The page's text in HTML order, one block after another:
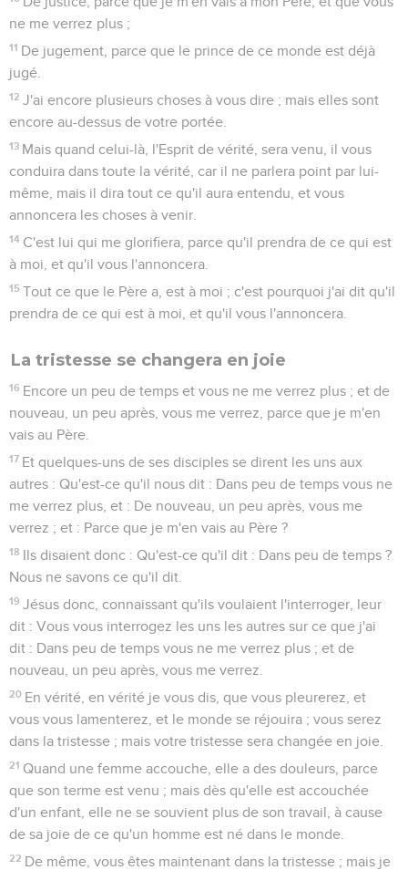
ne me verrez plus ;
11 De jugement, parce que le prince de ce monde est déjà
jugé.
12 J'ai encore plusieurs choses à vous dire ; mais elles sont
encore au-dessus de votre portée.
13 Mais quand celui-là, l'Esprit de vérité, sera venu, il vous
conduira dans toute la vérité, car il ne parlera point par lui-
même, mais il dira tout ce qu'il aura entendu, et vous
annoncera les choses à venir.
14 C'est lui qui me glorifiera, parce qu'il prendra de ce qui est
à moi, et qu'il vous l'annoncera.
15 Tout ce que le Père a, est à moi ; c'est pourquoi j'ai dit qu'il
prendra de ce qui est à moi, et qu'il vous l'annoncera.
La tristesse se changera en joie
16 Encore un peu de temps et vous ne me verrez plus ; et de
nouveau, un peu après, vous me verrez, parce que je m'en
vais au Père.
17 Et quelques-uns de ses disciples se dirent les uns aux
autres : Qu'est-ce qu'il nous dit : Dans peu de temps vous ne
me verrez plus, et : De nouveau, un peu après, vous me
verrez ; et : Parce que je m'en vais au Père ?
18 Ils disaient donc : Qu'est-ce qu'il dit : Dans peu de temps ?
Nous ne savons ce qu'il dit.
19 Jésus donc, connaissant qu'ils voulaient l'interroger, leur
dit : Vous vous interrogez les uns les autres sur ce que j'ai
dit : Dans peu de temps vous ne me verrez plus ; et de
nouveau, un peu après, vous me verrez.
20 En vérité, en vérité je vous dis, que vous pleurerez, et
vous vous lamenterez, et le monde se réjouira ; vous serez
dans la tristesse ; mais votre tristesse sera changée en joie.
21 Quand une femme accouche, elle a des douleurs, parce
que son terme est venu ; mais dès qu'elle est accouchée
d'un enfant, elle ne se souvient plus de son travail, à cause
de sa joie de ce qu'un homme est né dans le monde.
22 De même, vous êtes maintenant dans la tristesse ; mais je